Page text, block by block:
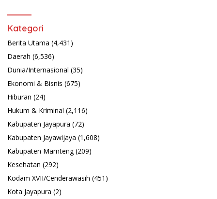
Kategori
Berita Utama (4,431)
Daerah (6,536)
Dunia/Internasional (35)
Ekonomi & Bisnis (675)
Hiburan (24)
Hukum & Kriminal (2,116)
Kabupaten Jayapura (72)
Kabupaten Jayawijaya (1,608)
Kabupaten Mamteng(209)
Kesehatan (292)
Kodam XVII/Cenderawasih (451)
Kota Jayapura (2)